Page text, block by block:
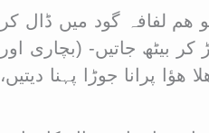
ھم لفافہ گود میں ڈال کر
بیٹھ جاتیں- (بچاری اور
پرانا جوڑا پہنا دیتیں،